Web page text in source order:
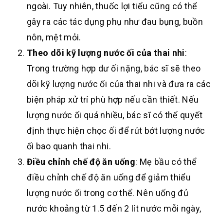
ngoài. Tuy nhiên, thuốc lợi tiểu cũng có thể
gây ra các tác dụng phụ như đau bụng, buồn
nôn, mệt mỏi.
Theo dõi kỹ lượng nước ối của thai nhi:
Trong trường hợp dư ối nặng, bác sĩ sẽ theo
dõi kỹ lượng nước ối của thai nhi và đưa ra các
biện pháp xử trí phù hợp nếu cần thiết. Nếu
lượng nước ối quá nhiều, bác sĩ có thể quyết
định thực hiện chọc ối để rút bớt lượng nước
ối bao quanh thai nhi.
Điều chỉnh chế độ ăn uống: Mẹ bầu có thể
điều chỉnh chế độ ăn uống để giảm thiểu
lượng nước ối trong cơ thể. Nên uống đủ
nước khoảng từ 1.5 đến 2 lít nước mỗi ngày,